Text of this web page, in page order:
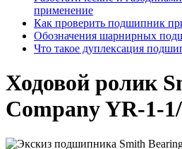
применение
Как проверить подшипник
Обозначения шарнирных
Что такое дуплексация
Ходовой ролик
Company YR-1-